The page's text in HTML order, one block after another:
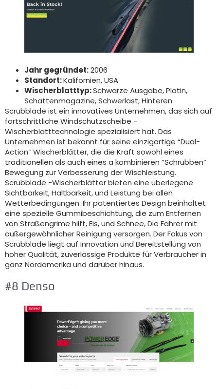
Jahr gegründet:2006
Standort:Kalifornien, USA
Wischerblatttyp:Schwarze Ausgabe, Platin,
Schattenmagazine, Schwerlast, Hinteren
Scrubblade ist ein innovatives Unternehmen, das sich auf
fortschrittliche Windschutzscheibe -
Wischerblatttechnologie spezialisiert hat. Das
Unternehmen ist bekannt für seine einzigartige “Dual-
Action” Wischerblätter, die die Kraft sowohl eines
traditionellen als auch eines a kombinieren “Schrubben”
Bewegung zur Verbesserung der Wischleistung.
Scrubblade -Wischerblätter bieten eine überlegene
Sichtbarkeit, Haltbarkeit, und Leistung bei allen
Wetterbedingungen. Ihr patentiertes Design beinhaltet
eine spezielle Gummibeschichtung, die zum Entfernen
von Straßengrime hilft, Eis, und Schnee, Die Fahrer mit
außergewöhnlicher Reinigung versorgen. Der Fokus von
Scrubblade liegt auf Innovation und Bereitstellung von
hoher Qualität, zuverlässige Produkte für Verbraucher in
ganz Nordamerika und darüber hinaus.
#8 Denso